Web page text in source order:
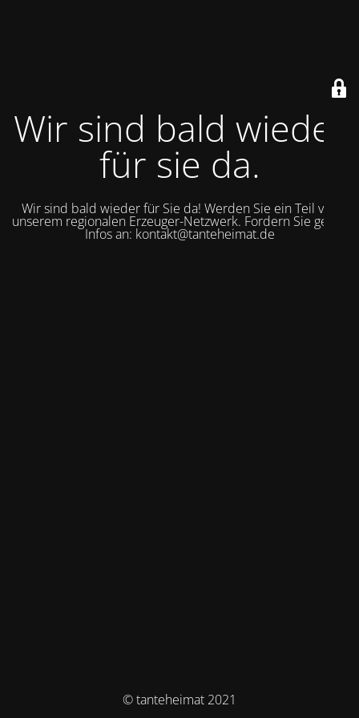
Wir sind bald wieder
für sie da.
Wir sind bald wieder für Sie da! Werden Sie ein Teil von
unserem regionalen Erzeuger-Netzwerk. Fordern Sie gerne
Infos an: kontakt@tanteheimat.de
© tanteheimat 2021